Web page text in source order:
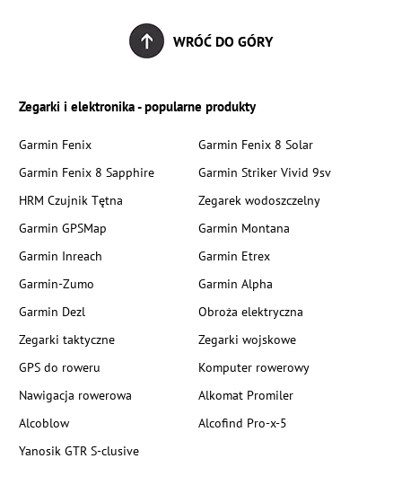
WRÓĆ DO GÓRY
Zegarki i elektronika - popularne produkty
Garmin Fenix
Garmin Fenix 8 Solar
Garmin Fenix 8 Sapphire
Garmin Striker Vivid 9sv
HRM Czujnik Tętna
Zegarek wodoszczelny
Garmin GPSMap
Garmin Montana
Garmin Inreach
Garmin Etrex
Garmin-Zumo
Garmin Alpha
Garmin Dezl
Obroża elektryczna
Zegarki taktyczne
Zegarki wojskowe
GPS do roweru
Komputer rowerowy
Nawigacja rowerowa
Alkomat Promiler
Alcoblow
Alcofind Pro-x-5
Yanosik GTR S-clusive